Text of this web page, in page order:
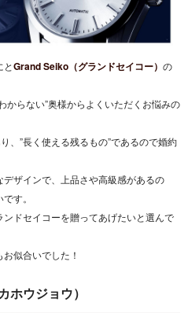
Grand Seiko（グランドセイコー） の
からない”奥様からよくいただくお悩みの
、”長く使える残るもの”であるので婚約
ザインで、上品さや高級感があるの
す。
ドセイコーを贈ってあげたいと選んで
似合いでした！
ホウジョウ）